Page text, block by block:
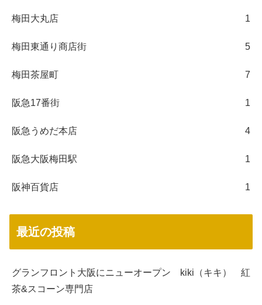
梅田大丸店 1
梅田東通り商店街 5
梅田茶屋町 7
阪急17番街 1
阪急うめだ本店 4
阪急大阪梅田駅 1
阪神百貨店 1
最近の投稿
グランフロント大阪にニューオープン kiki（キキ） 紅
茶&スコーン専門店